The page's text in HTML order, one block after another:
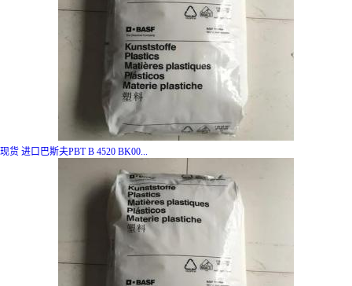
现货 进口巴斯夫PBT B 4520 BK00...